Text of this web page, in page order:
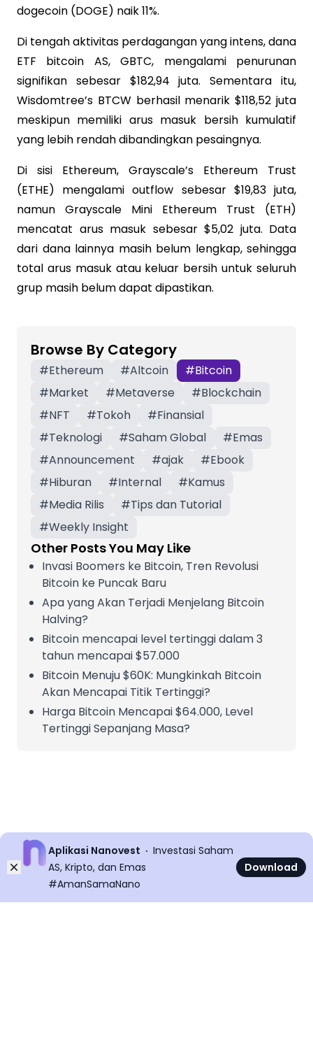
dogecoin (DOGE) naik 11%.
Di tengah aktivitas perdagangan yang intens, dana
ETF bitcoin AS, GBTC, mengalami penurunan
signifikan sebesar $182,94 juta. Sementara itu,
Wisdomtree’s BTCW berhasil menarik $118,52 juta
meskipun memiliki arus masuk bersih kumulatif
yang lebih rendah dibandingkan pesaingnya.
Di sisi Ethereum, Grayscale’s Ethereum Trust
(ETHE) mengalami outflow sebesar $19,83 juta,
namun Grayscale Mini Ethereum Trust (ETH)
mencatat arus masuk sebesar $5,02 juta. Data
dari dana lainnya masih belum lengkap, sehingga
total arus masuk atau keluar bersih untuk seluruh
grup masih belum dapat dipastikan.
Browse By Category
#Ethereum #Altcoin #Bitcoin
#Market #Metaverse #Blockchain
#NFT #Tokoh #Finansial
#Teknologi #Saham Global #Emas
#Announcement #ajak #Ebook
#Hiburan #Internal #Kamus
#Media Rilis #Tips dan Tutorial
#Weekly Insight
Other Posts You May Like
Invasi Boomers ke Bitcoin, Tren Revolusi
Bitcoin ke Puncak Baru
Apa yang Akan Terjadi Menjelang Bitcoin
Halving?
Bitcoin mencapai level tertinggi dalam 3
tahun mencapai $57.000
Bitcoin Menuju $60K: Mungkinkah Bitcoin
Akan Mencapai Titik Tertinggi?
Harga Bitcoin Mencapai $64.000, Level
Tertinggi Sepanjang Masa?
Dismiss
Aplikasi Nanovest
Investasi Saham
AS, Kripto, dan Emas
#AmanSamaNano
Download